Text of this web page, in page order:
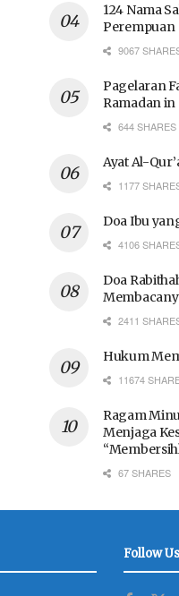
124 Nama
Perempuan
9067
Pagelaran
Ramadan in
644 SHARES
Ayat Al-
1177
Doa Ibu
4106
Doa
2411
Hukum
11674
Ragam
Menjaga
67 SHARES
Follow Us